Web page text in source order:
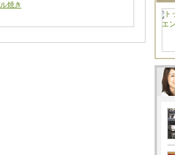
ル焼き